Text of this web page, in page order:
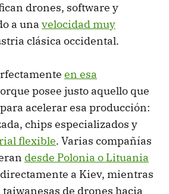
drones, software y
a una velocidad muy
clásica occidental.
en esa
posee justo aquello que
acelerar esa producción:
chips especializados y
flexible. Varias compañías
desde Polonia o Lituania
a Kiev, mientras
de drones hacia